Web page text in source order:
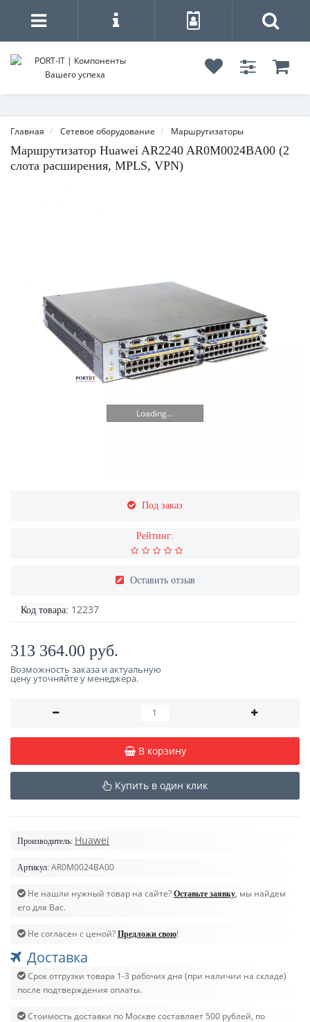
Главная Сетевое оборудование Маршрутизаторы
Маршрутизатор Huawei AR2240 AR0M0024BA00 (2
слота расширения, MPLS, VPN)
Loading...
Под заказ
Рейтинг:
Оставить отзыв
Код товара: 12237
313 364.00 руб.
Возможность заказа и актуальную
цену уточняйте у менеджера.
В корзину
Купить в один клик
Производитель: Huawei
Артикул: AR0M0024BA00
Не нашли нужный товар на сайте? Оставьте заявку, мы найдем
его для Вас.
Не согласен с ценой? Предложи свою!
Доставка
Срок отгрузки товара 1-3 рабочих дня (при наличии на складе)
после подтверждения оплаты.
Стоимость доставки по Москве составляет 500 рублей, по